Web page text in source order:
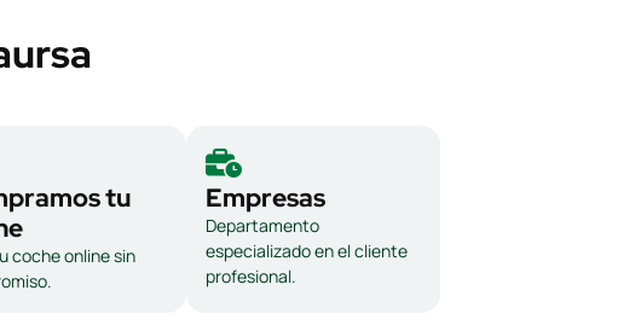
tu
coche online sin
Empresas
Departamento
especializado en el cliente
profesional.